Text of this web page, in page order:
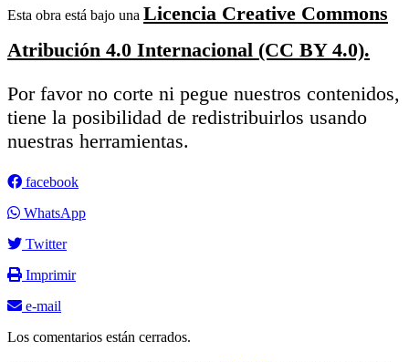
Esta obra está bajo una Licencia Creative Commons
Atribución 4.0 Internacional (CC BY 4.0).
Por favor no corte ni pegue nuestros contenidos,
tiene la posibilidad de redistribuirlos usando
nuestras herramientas.
facebook
WhatsApp
Twitter
Imprimir
e-mail
Los comentarios están cerrados.